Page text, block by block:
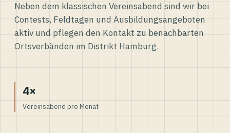
Neben dem klassischen Vereinsabend sind wir bei
Contests, Feldtagen und Ausbildungsangeboten
aktiv und pflegen den Kontakt zu benachbarten
Ortsverbänden im Distrikt Hamburg.
4×
Vereinsabend pro Monat